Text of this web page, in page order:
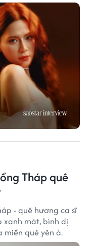
Tháp quê
- quê hương ca sĩ
xanh mát, bình dị
miền quê yên ả.